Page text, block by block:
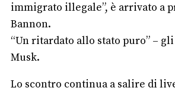
immigrato illegale”, è arrivato a
Bannon.
“Un ritardato allo stato puro” –
Musk.
Lo scontro continua a salire di